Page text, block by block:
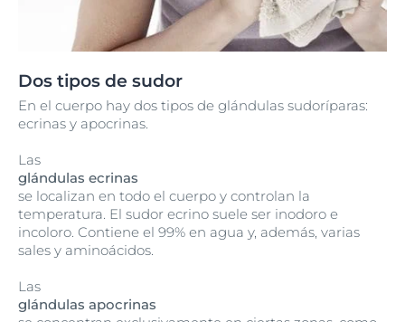
Dos tipos de sudor
En el cuerpo hay dos tipos de glándulas sudoríparas:
ecrinas y apocrinas.
Las
glándulas ecrinas
se localizan en todo el cuerpo y controlan la
temperatura. El sudor ecrino suele ser inodoro e
incoloro. Contiene el 99% en agua y, además, varias
sales y aminoácidos.
Las
glándulas apocrinas